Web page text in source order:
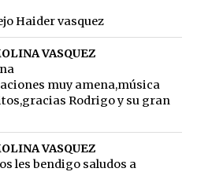
Haider vasquez
VASQUEZ
muy amena,música
Rodrigo y su gran
VASQUEZ
les bendigo saludos a